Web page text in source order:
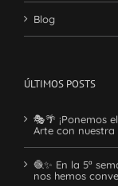
Blog
ÚLTIMOS POSTS
🎭🌴 ¡Ponemos
Arte con nuestra
🧶✨ En la 5ª
nos hemos